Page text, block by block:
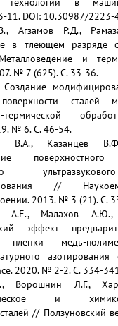
11. DOI: 10.30987/
Агзамов Р.Д.,
в тлеющем разряде
и
№ 7 (625). С. 33-36.
сталей
№ 6. С. 46-54.
В.А., Казанцев
//
2013. № 3 (21). С.
А.Е., Малахов А.Ю.,
эффект
пленки медь-
2020. № 2-2. С. 334-
Ворошнин Л.Г.,
и химико-
// Ползуновский